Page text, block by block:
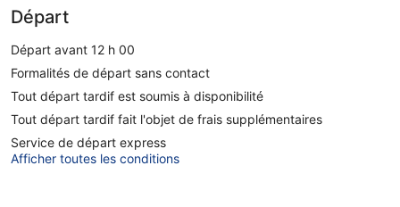
Départ
Départ avant 12 h 00
Formalités de départ sans contact
Tout départ tardif est soumis à disponibilité
Tout départ tardif fait l'objet de frais supplémentaires
Service de départ express
Afficher toutes les conditions